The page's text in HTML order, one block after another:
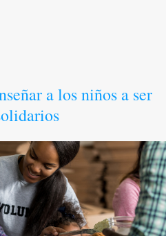
a los niños a ser